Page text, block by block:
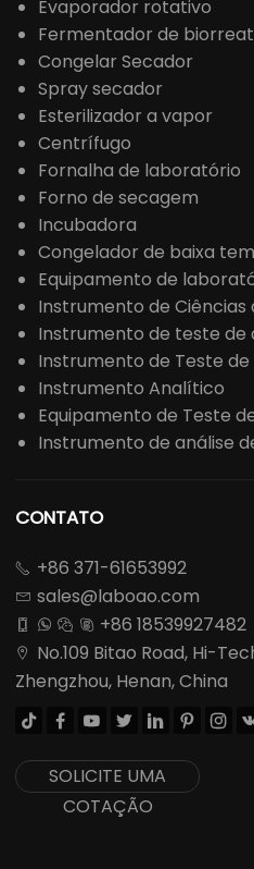
Evaporador rotativo
Fermentador de
Congelar Secador
Spray secador
Esterilizador a vapor
Centrífugo
Fornalha de laboratório
Forno de secagem
Incubadora
Congelador de baixa
Equipamento de
Instrumento de Ciências
Instrumento de teste de
Instrumento de Teste
Instrumento Analítico
Equipamento de Teste
Instrumento de análise
CONTATO
 +86 371-61653992
 sales@laboao.com
    +86 18539927482

No.109 Bitao Road, Hi-
Zhengzhou, Henan, China
      
SOLICITE UMA
COTAÇÃO